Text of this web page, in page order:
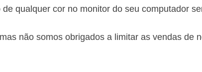
qualquer cor no monitor do seu computador
não somos obrigados a limitar as vendas